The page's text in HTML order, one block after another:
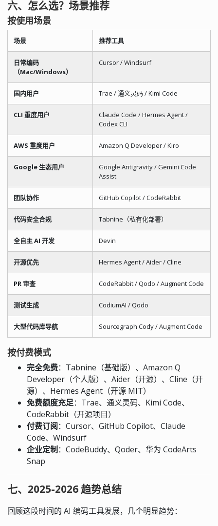
六、怎么选？场景推荐
按使用场景
场景 推荐工具
日常编码
（Mac/Windows）
Cursor / Windsurf
国内用户 Trae / 通义灵码 / Kimi Code
CLI 重度用户
Claude Code / Hermes Agent /
Codex CLI
AWS 重度用户 Amazon Q Developer / Kiro
Google 生态用户
Google Antigravity / Gemini Code
Assist
团队协作 GitHub Copilot / CodeRabbit
代码安全合规 Tabnine（私有化部署）
全自主 AI 开发 Devin
开源优先 Hermes Agent / Aider / Cline
PR 审查 CodeRabbit / Qodo / Augment Code
测试生成 CodiumAI / Qodo
大型代码库导航 Sourcegraph Cody / Augment Code
按付费模式
完全免费：Tabnine（基础版）、Amazon Q
Developer（个人版）、Aider（开源）、Cline（开
源）、Hermes Agent（开源 MIT）
免费额度充足：Trae、通义灵码、Kimi Code、
CodeRabbit（开源项目）
付费订阅：Cursor、GitHub Copilot、Claude
Code、Windsurf
企业定制 ：CodeBuddy、Qoder、华为 CodeArts
Snap
七、2025-2026 趋势总结
回顾这段时间的 AI 编码工具发展，几个明显趋势：